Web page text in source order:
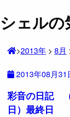
シェル
>2013年 > 8月
2013年08月31
彩音の日記
日）最終日